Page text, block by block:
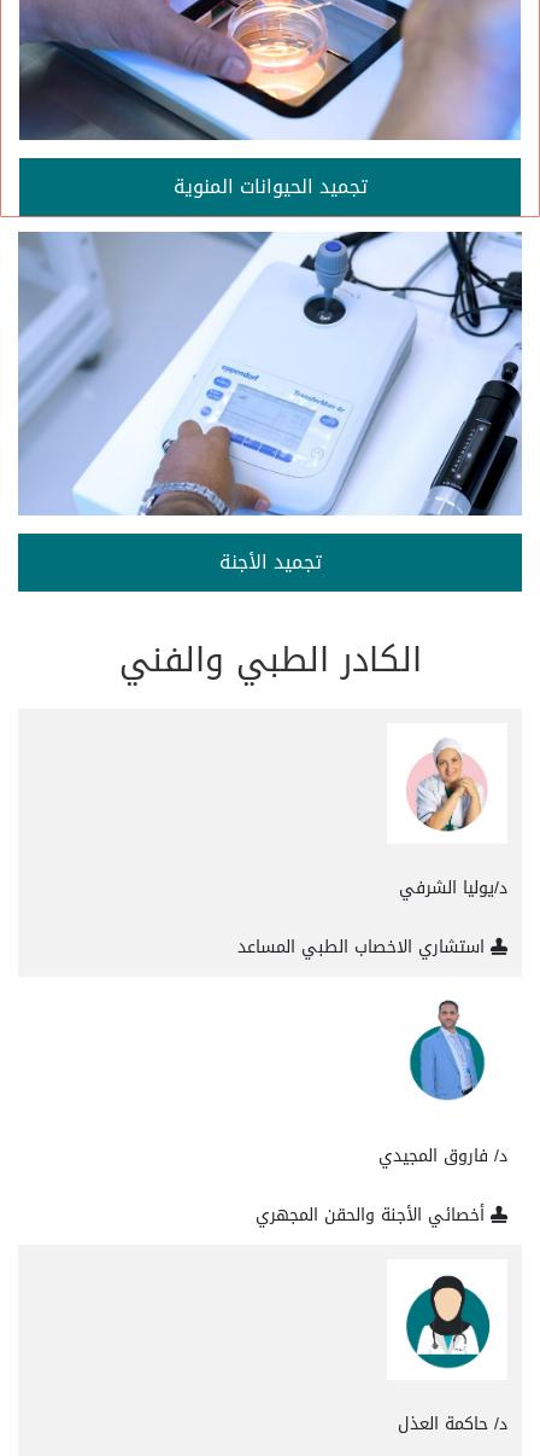
تجميد الحيوانات المنوية
تجميد الأجنة
الكادر الطبي والفني
د/يوليا الشرفي
استشاري الاخصاب الطبي المساعد
د/ فاروق المجيدي
أخصائي الأجنة والحقن المجهري
د/ حاكمة العذل